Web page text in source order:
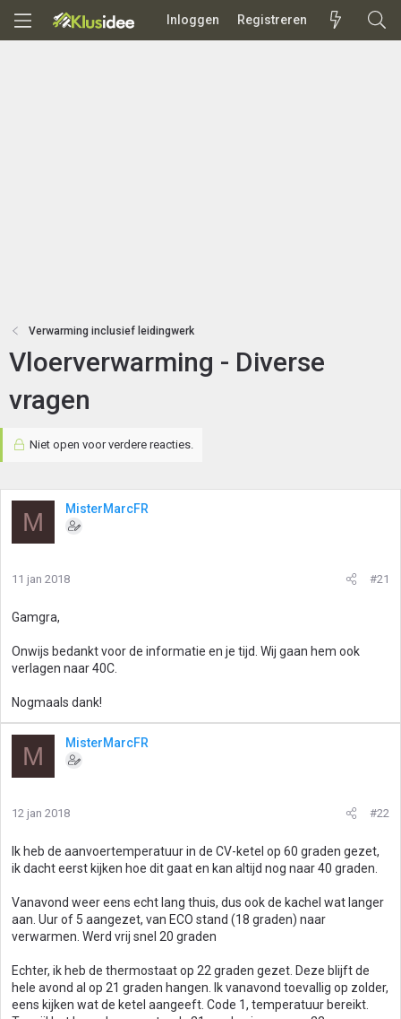
Inloggen Registreren
Verwarming inclusief leidingwerk
Vloerverwarming - Diverse
vragen
Niet open voor verdere reacties.
M MisterMarcFR
11 jan 2018 #21
Gamgra,
Onwijs bedankt voor de informatie en je tijd. Wij gaan hem ook
verlagen naar 40C.
Nogmaals dank!
M MisterMarcFR
12 jan 2018 #22
Ik heb de aanvoertemperatuur in de CV-ketel op 60 graden gezet,
ik dacht eerst kijken hoe dit gaat en kan altijd nog naar 40 graden.
Vanavond weer eens echt lang thuis, dus ook de kachel wat langer
aan. Uur of 5 aangezet, van ECO stand (18 graden) naar
verwarmen. Werd vrij snel 20 graden
Echter, ik heb de thermostaat op 22 graden gezet. Deze blijft de
hele avond al op 21 graden hangen. Ik vanavond toevallig op zolder,
eens kijken wat de ketel aangeeft. Code 1, temperatuur bereikt.